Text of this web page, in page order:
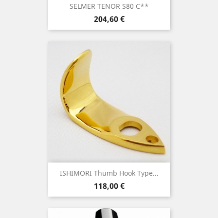
SELMER TENOR S80 C**
Τιμή
204,60 €
ISHIMORI Thumb Hook Type...
Τιμή
118,00 €